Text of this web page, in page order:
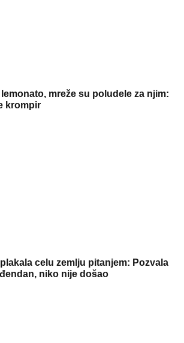
mreže su poludele za njim:
krompir
celu zemlju pitanjem: Pozvala
niko nije došao